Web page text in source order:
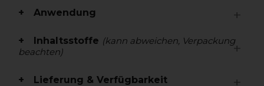
Anwendung
Inhaltsstoffe (kann abweichen, Verpackung
beachten)
Lieferung & Verfügbarkeit